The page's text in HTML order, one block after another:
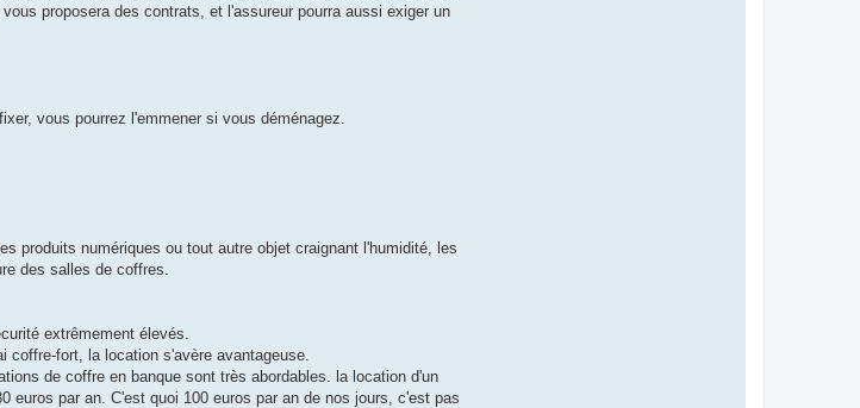
proposera des contrats, et l'assureur pourra aussi exiger un
vous pourrez l'emmener si vous déménagez.
produits numériques ou tout autre objet craignant l'humidité, les
des salles de coffres.
extrêmement élevés.
fort, la location s'avère avantageuse.
de coffre en banque sont très abordables. la location d'un
euros par an. C'est quoi 100 euros par an de nos jours, c'est pas